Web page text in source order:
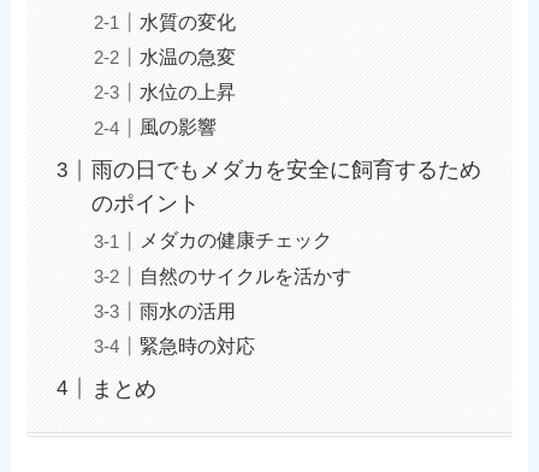
水質の変化
水温の急変
水位の上昇
風の影響
雨の日でもメダカを安全に飼育するため
のポイント
メダカの健康チェック
自然のサイクルを活かす
雨水の活用
緊急時の対応
まとめ